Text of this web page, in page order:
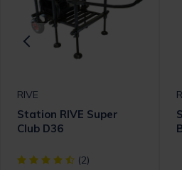
RIVE
Station RIVE Super
Club D36
[object Object] out of 5 Customer
(2)